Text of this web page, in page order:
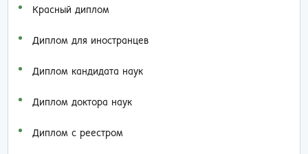
Красный диплом
Диплом для иностранцев
Диплом кандидата наук
Диплом доктора наук
Диплом с реестром